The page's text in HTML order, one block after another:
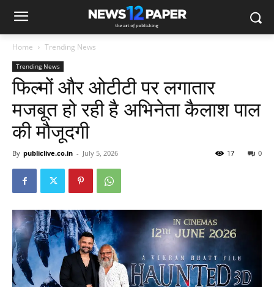
Home Trending News
Trending News
फिल्मों और ओटीटी पर लगातार
मजबूत हो रही है अभिनेता कैलाश पाल
की मौजूदगी
By publiclive.co.in - July 5, 2026 0
17